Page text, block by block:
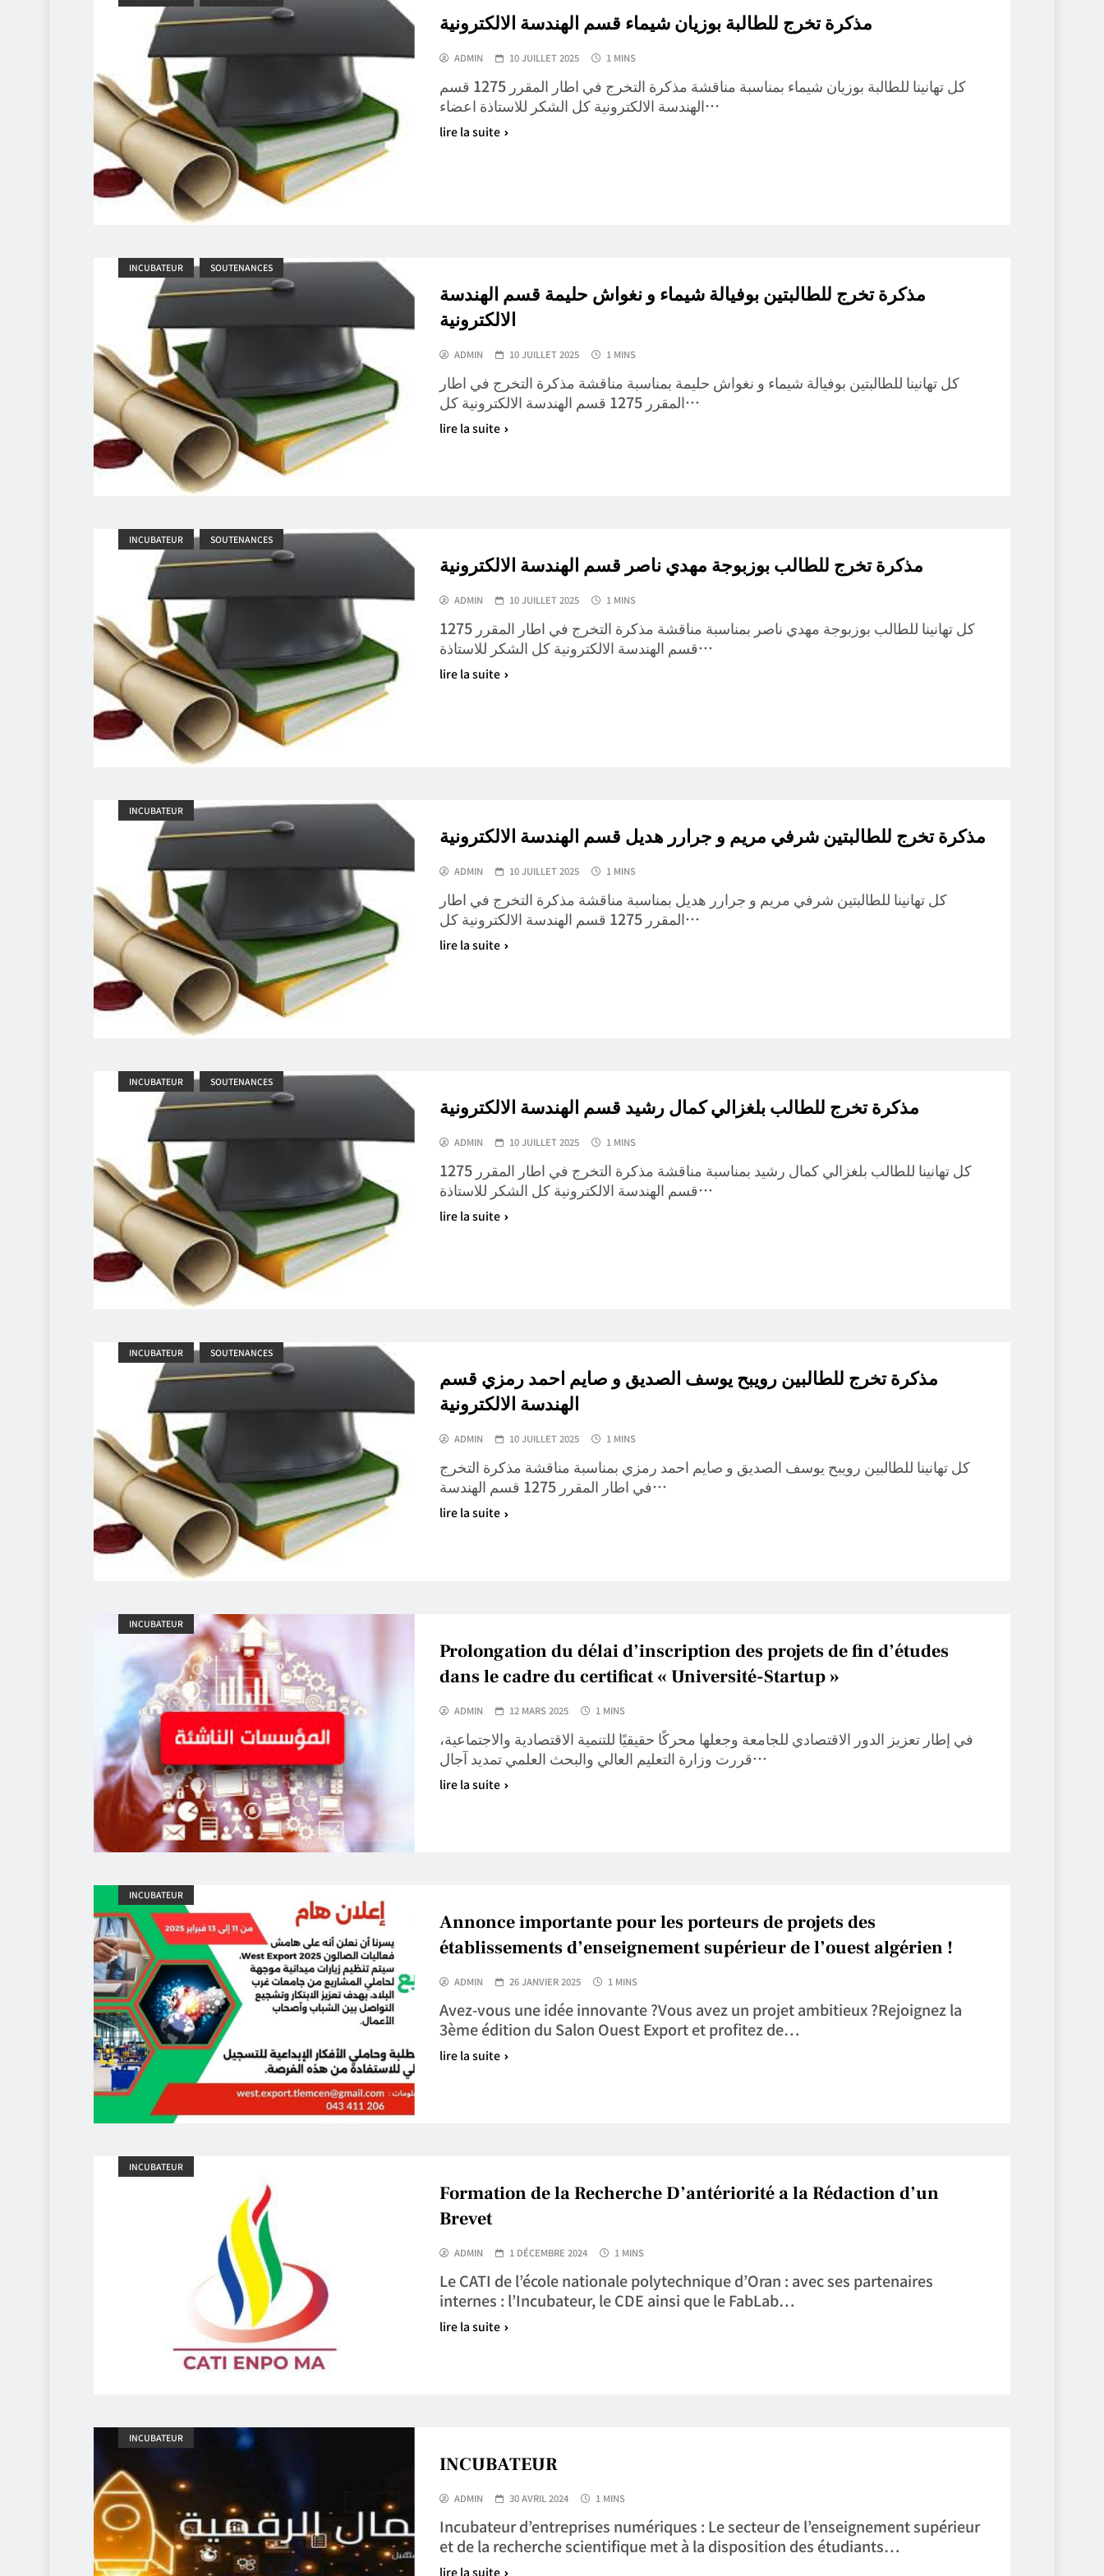
مذكرة تخرج للطالبة بوزيان شيماء قسم الهندسة الالكترونية
ADMIN 10 JUILLET 2025 1 MINS
كل تهانينا للطالبة بوزيان شيماء بمناسبة مناقشة مذكرة التخرج في اطار المقرر 1275 قسم
الهندسة الالكترونية كل الشكر للاستاذة اعضاء…
lire la suite
INCUBATEUR SOUTENANCES
مذكرة تخرج للطالبتين بوفيالة شيماء و نغواش حليمة قسم الهندسة
الالكترونية
ADMIN 10 JUILLET 2025 1 MINS
كل تهانينا للطالبتين بوفيالة شيماء و نغواش حليمة بمناسبة مناقشة مذكرة التخرج في اطار
المقرر 1275 قسم الهندسة الالكترونية كل…
lire la suite
INCUBATEUR SOUTENANCES
مذكرة تخرج للطالب بوزبوجة مهدي ناصر قسم الهندسة الالكترونية
ADMIN 10 JUILLET 2025 1 MINS
كل تهانينا للطالب بوزبوجة مهدي ناصر بمناسبة مناقشة مذكرة التخرج في اطار المقرر 1275
قسم الهندسة الالكترونية كل الشكر للاستاذة…
lire la suite
INCUBATEUR
مذكرة تخرج للطالبتين شرفي مريم و جرارر هديل قسم الهندسة الالكترونية
ADMIN 10 JUILLET 2025 1 MINS
كل تهانينا للطالبتين شرفي مريم و جرارر هديل بمناسبة مناقشة مذكرة التخرج في اطار
المقرر 1275 قسم الهندسة الالكترونية كل…
lire la suite
INCUBATEUR SOUTENANCES
مذكرة تخرج للطالب بلغزالي كمال رشيد قسم الهندسة الالكترونية
ADMIN 10 JUILLET 2025 1 MINS
كل تهانينا للطالب بلغزالي كمال رشيد بمناسبة مناقشة مذكرة التخرج في اطار المقرر 1275
قسم الهندسة الالكترونية كل الشكر للاستاذة…
lire la suite
INCUBATEUR SOUTENANCES
مذكرة تخرج للطالبين رويبح يوسف الصديق و صايم احمد رمزي قسم
الهندسة الالكترونية
ADMIN 10 JUILLET 2025 1 MINS
كل تهانينا للطالبين رويبح يوسف الصديق و صايم احمد رمزي بمناسبة مناقشة مذكرة التخرج
في اطار المقرر 1275 قسم الهندسة…
lire la suite
INCUBATEUR
Prolongation du délai d’inscription des projets de fin d’études
dans le cadre du certificat « Université-Startup »
ADMIN 12 MARS 2025 1 MINS
في إطار تعزيز الدور الاقتصادي للجامعة وجعلها محركًا حقيقيًا للتنمية الاقتصادية والاجتماعية،
قررت وزارة التعليم العالي والبحث العلمي تمديد آجال…
lire la suite
INCUBATEUR
Annonce importante pour les porteurs de projets des
établissements d’enseignement supérieur de l’ouest algérien !
ADMIN 26 JANVIER 2025 1 MINS
Avez-vous une idée innovante ?Vous avez un projet ambitieux ?Rejoignez la
3ème édition du Salon Ouest Export et profitez de…
lire la suite
INCUBATEUR
Formation de la Recherche D’antériorité a la Rédaction d’un
Brevet
ADMIN 1 DÉCEMBRE 2024 1 MINS
Le CATI de l’école nationale polytechnique d’Oran : avec ses partenaires
internes : l’Incubateur, le CDE ainsi que le FabLab…
lire la suite
INCUBATEUR
INCUBATEUR
ADMIN 30 AVRIL 2024 1 MINS
Incubateur d’entreprises numériques : Le secteur de l’enseignement supérieur
et de la recherche scientifique met à la disposition des étudiants…
lire la suite